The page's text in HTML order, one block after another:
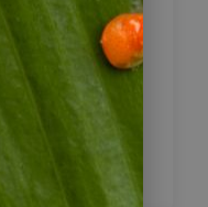
im Freien
wie eine
und
Die